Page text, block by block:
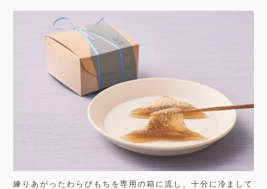
練りあがったわらびもちを専用の箱に流し、十分に冷まして